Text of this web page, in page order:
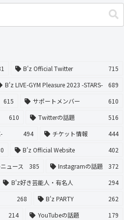
B'z Official Twitter
715
B'z LIVE-GYM Pleasure 2023 -STARS-
689
615 サポートメンバー
610
610 Twitterの話題
516
494 チケット情報
444
B'z Official Website
402
ュース
385 Instagramの話題
372
B'z好き芸能人・有名人
294
268 B'z PARTY
262
214 YouTubeの話題
179